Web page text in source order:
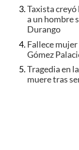
Taxista
a un hombre
Durango
Fallece
Gómez
Tragedia en
muere tras